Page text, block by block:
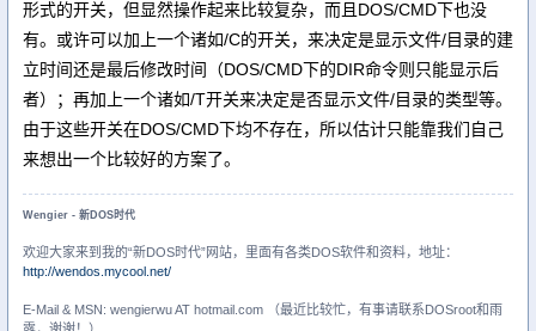
形式的开关，但显然操作起来比较复杂，而且DOS/CMD下也没
有。或许可以加上一个诸如/C的开关，来决定是显示文件/目录的建
立时间还是最后修改时间（DOS/CMD下的DIR命令则只能显示后
者）；再加上一个诸如/T开关来决定是否显示文件/目录的类型等。
由于这些开关在DOS/CMD下均不存在，所以估计只能靠我们自己
来想出一个比较好的方案了。
Wengier - 新DOS时代
欢迎大家来到我的“新DOS时代”网站，里面有各类DOS软件和资料，地址：
http://wendos.mycool.net/
E-Mail & MSN: wengierwu AT hotmail.com （最近比较忙，有事请联系DOSroot和雨